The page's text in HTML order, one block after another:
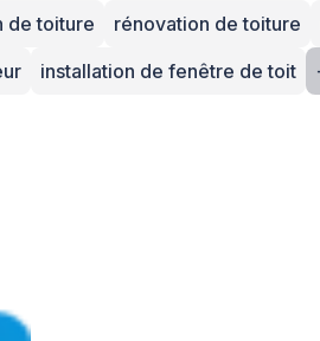
de toiture rénovation de toiture
installation de fenêtre de toit